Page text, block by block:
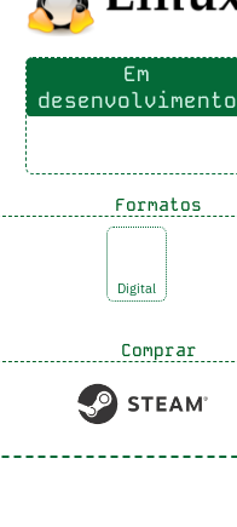
Em
desenvolvimento
Formatos
Digital
Comprar